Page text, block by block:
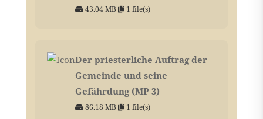
43.04 MB 1 file(s)
Der priesterliche Auftrag der
Gemeinde und seine
Gefährdung (MP 3)
86.18 MB 1 file(s)